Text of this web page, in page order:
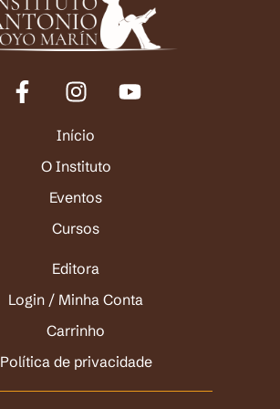
Início
O Instituto
Eventos
Cursos
Editora
Login / Minha Conta
Carrinho
Política de privacidade